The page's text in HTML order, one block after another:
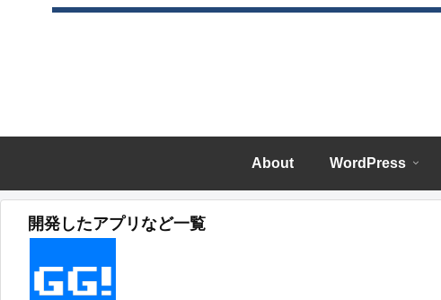
About WordPress
開発したアプリなど一覧